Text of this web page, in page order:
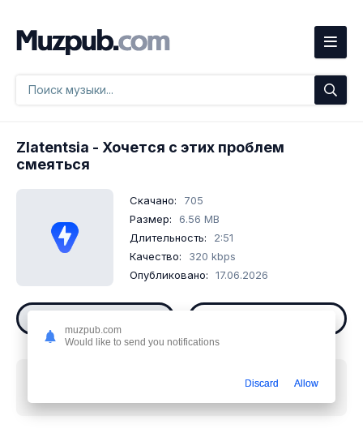
Zlatentsia - Хочется с этих проблем
смеяться
Скачано:
705
Размер:
6.56 MB
Длительность:
2:51
Качество:
320 kbps
Опубликовано:
17.06.2026
Zlatentsia - Хочется с этих
muzpub.com
Would like to send you notifications
Discard Allow